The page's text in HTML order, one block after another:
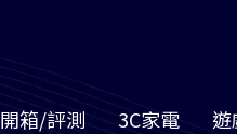
開箱/評測 3C家電